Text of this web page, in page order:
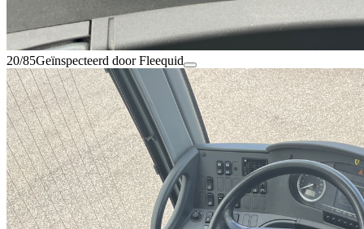
20/85Geïnspecteerd door Fleequid